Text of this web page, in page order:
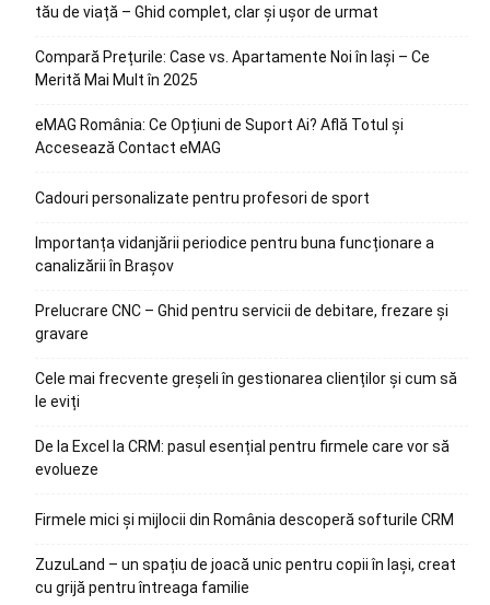
tău de viață – Ghid complet, clar și ușor de urmat
Compară Prețurile: Case vs. Apartamente Noi în Iași – Ce
Merită Mai Mult în 2025
eMAG România: Ce Opțiuni de Suport Ai? Află Totul și
Accesează Contact eMAG
Cadouri personalizate pentru profesori de sport
Importanța vidanjării periodice pentru buna funcționare a
canalizării în Brașov
Prelucrare CNC – Ghid pentru servicii de debitare, frezare și
gravare
Cele mai frecvente greșeli în gestionarea clienților și cum să
le eviți
De la Excel la CRM: pasul esențial pentru firmele care vor să
evolueze
Firmele mici și mijlocii din România descoperă softurile CRM
ZuzuLand – un spațiu de joacă unic pentru copii în Iași, creat
cu grijă pentru întreaga familie